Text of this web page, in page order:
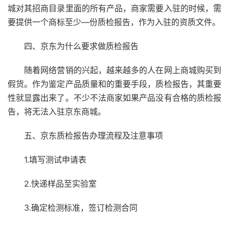
城对其招商目录里面的所有产品，商家需要入驻的时候，需
要提供一个商标至少—份质检报告，作为入驻的资质文件。
四、京东为什么要求做质检报告
随着网络营销的兴起，越来越多的人在网上商城购买到
假货。作为鉴定产品质量和的重要手段，质检报告，其重要
性就显露出来了。不少不法商家如果产品没有合格的质检报
告，将无法入驻京东商城。
五、京东质检报告办理流程及注意事项
1.填写测试申请表
2.快递样品至实验室
3.确定检测标准，签订检测合同